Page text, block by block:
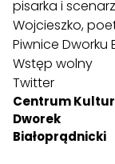
pisarka i
Wojcieszko,
Piwnice Dworku
Wstęp wolny
Twitter
Centrum
Dworek
Białoprądnicki